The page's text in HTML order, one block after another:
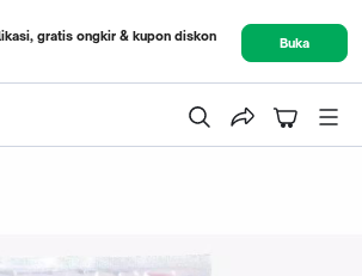
gratis ongkir & kupon diskon
Buka